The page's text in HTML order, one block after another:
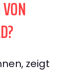
zeigt